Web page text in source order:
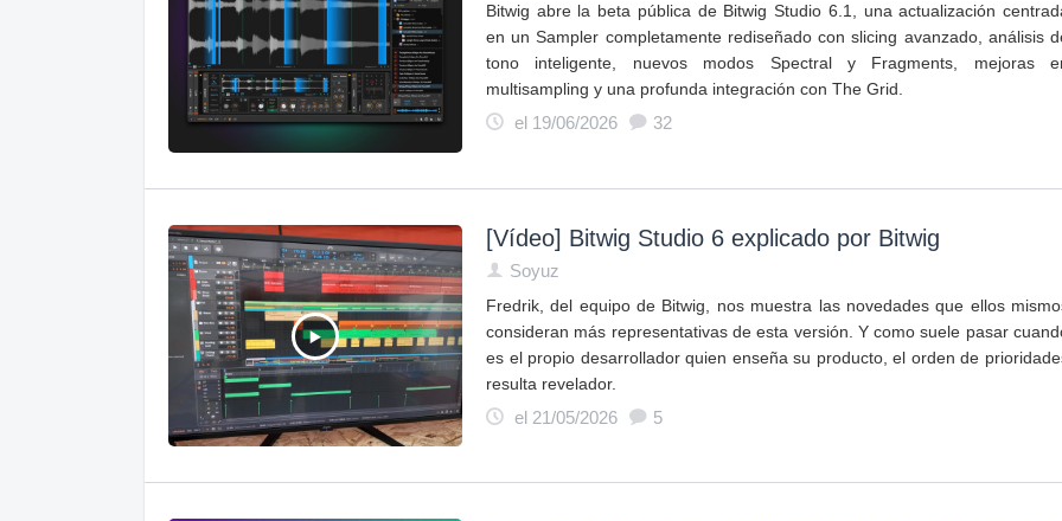
Bitwig abre la beta pública de Bitwig Studio 6.1, una actualización
en un Sampler completamente rediseñado con slicing avanzado, análisis
tono inteligente, nuevos modos Spectral y Fragments, mejoras
multisampling y una profunda integración con The Grid.
el 19/06/2026
32
[Vídeo] Bitwig Studio 6 explicado por Bitwig
Soyuz
Fredrik, del equipo de Bitwig, nos muestra las novedades que ellos
consideran más representativas de esta versión. Y como suele pasar
es el propio desarrollador quien enseña su producto, el orden de
resulta revelador.
el 21/05/2026
5